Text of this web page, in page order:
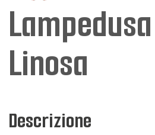
Linosa
Descrizione